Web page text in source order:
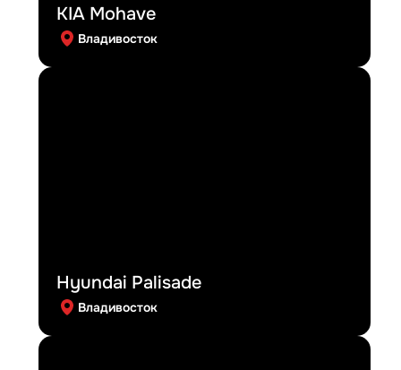
KIA Mohave
Владивосток
Hyundai Palisade
Владивосток